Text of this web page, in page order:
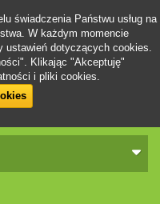
świadczenia Państwu usług na
W każdym momencie
ustawień dotyczących cookies.
Klikając "Akceptuję"
i pliki cookies.